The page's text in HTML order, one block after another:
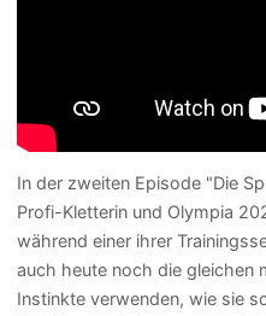
In der zweiten Episode "Die
Profi-Kletterin und Olympia
während einer ihrer
auch heute noch die gleichen
Instinkte verwenden, wie sie